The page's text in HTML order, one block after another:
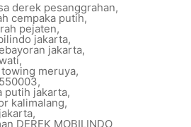
derek pesanggrahan,
cempaka putih,
pejaten,
jakarta,
jakarta,
,
meruya,
,
putih jakarta,
kalimalang,
,
DEREK MOBILINDO